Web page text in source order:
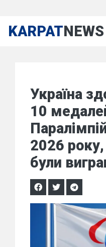
KARPATNEWS
Україна
10
2026
були